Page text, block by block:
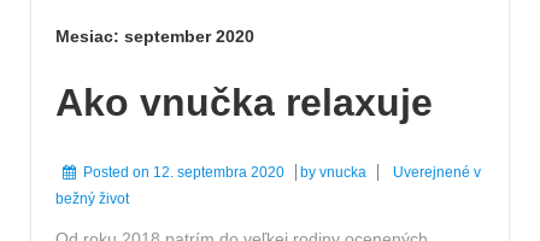
Mesiac: september 2020
Ako vnučka relaxuje
Posted on 12. septembra 2020 by vnucka
Uverejnené v
bežný život